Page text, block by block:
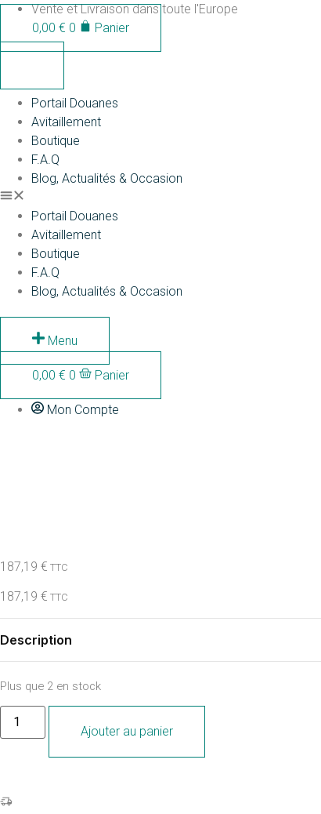
Aller
contenu
Vente et Livraison dans toute l'Europe
0,00 € 0 Panier
Portail Douanes
Avitaillement
Boutique
F.A.Q
Blog, Actualités & Occasion
Portail Douanes
Avitaillement
Boutique
F.A.Q
Blog, Actualités & Occasion
Menu
0,00 € 0 Panier
Mon Compte
187,19 € TTC
187,19 € TTC
Description
Plus que 2 en stock
quantité
BLOUSON
DREMLIGHT
Ajouter au panier